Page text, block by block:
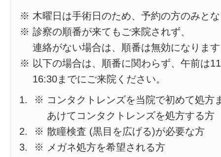
※ 木曜日は手術日のため、予約の方のみと
※ 診察の順番が来てもご来院されず、
連絡がない場合は、順番は無効になりま
※ 以下の場合は、順番に関わらず、午前は
16:30までにご来院ください。
※ コンタクトレンズを当院で初めて処方
あけてコンタクトレンズを処方する方
※ 散瞳検査 (黒目を広げる)が必要な方
※ メガネ処方を希望される方